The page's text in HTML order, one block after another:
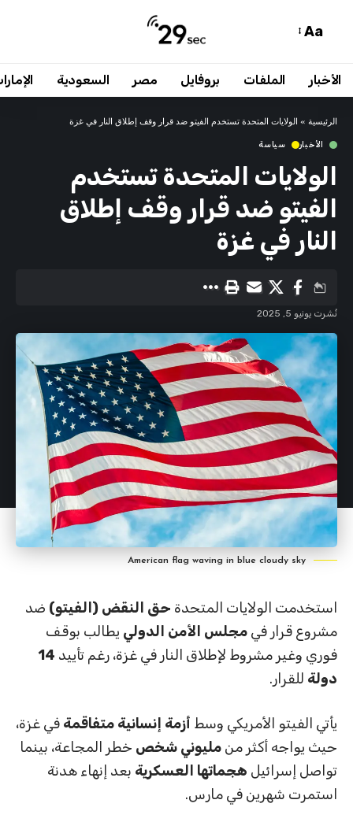
Aa
الأخبار الملفات بروفايل مصر السعودية
الرئيسية » الولايات المتحدة تستخدم الفيتو ضد قرار وقف إطلاق النار في غزة
الأخبار سياسة
الولايات المتحدة تستخدم
الفيتو ضد قرار وقف إطلاق
النار في غزة
نُشرت يونيو 5, 2025
American flag waving in blue cloudy sky
استخدمت الولايات المتحدة حق النقض (الفيتو) ضد
مشروع قرار في مجلس الأمن الدولي يطالب بوقف
فوري وغير مشروط لإطلاق النار في غزة، رغم تأييد 14
دولة للقرار.
يأتي الفيتو الأمريكي وسط أزمة إنسانية متفاقمة في غزة،
حيث يواجه أكثر من مليوني شخص خطر المجاعة، بينما
تواصل إسرائيل هجماتها العسكرية بعد إنهاء هدنة
استمرت شهرين في مارس.